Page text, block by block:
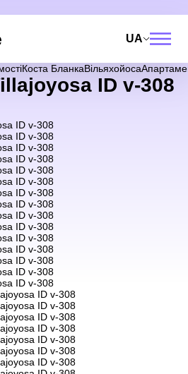
UA
Коста БланкаВільяхойоса
ID v-308